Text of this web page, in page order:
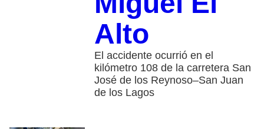
Alto
El accidente ocurrió en el
kilómetro 108 de la carretera San
José de los Reynoso–San Juan
de los Lagos